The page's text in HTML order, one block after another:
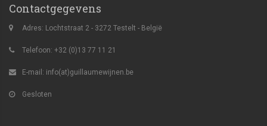
Contactgegevens
Adres: Lochtstraat 2 - 3272 Testelt - België
Telefoon: +32 (0)13 77 11 21
E-mail: info(at)guillaumewijnen.be
Gesloten